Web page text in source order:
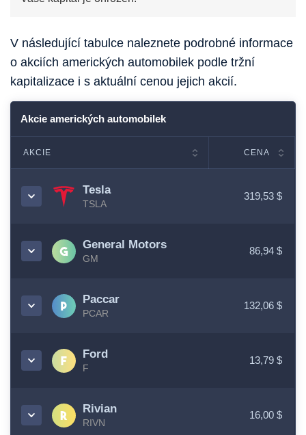
V následující tabulce naleznete podrobné informace
o akciích amerických automobilek podle tržní
kapitalizace i s aktuální cenou jejich akcií.
Akcie amerických automobilek
AKCIE CENA
Tesla
TSLA
319,53 $
General Motors
GM
86,94 $
Paccar
PCAR
132,06 $
Ford
F
13,79 $
Rivian
RIVN
16,00 $